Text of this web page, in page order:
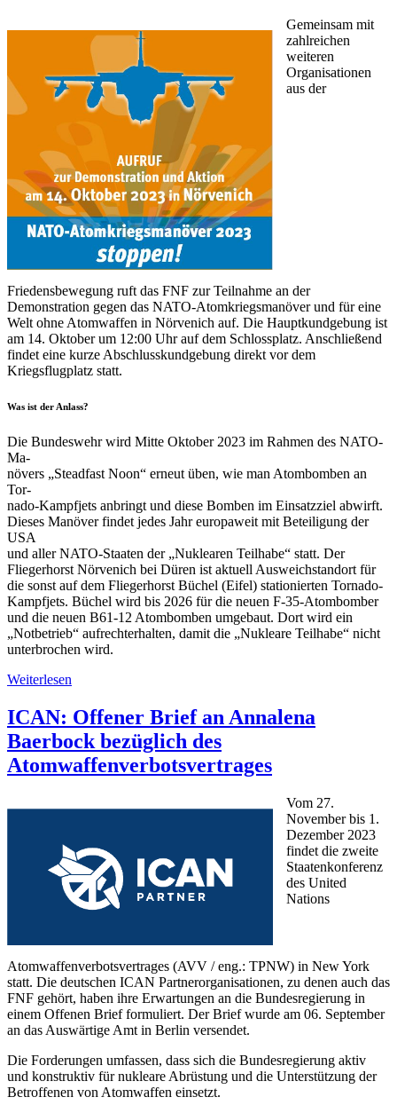
Gemeinsam mit
zahlreichen
weiteren
Organisationen
aus der
Friedensbewegung ruft das FNF zur Teilnahme an der
Demonstration gegen das NATO-Atomkriegsmanöver und für eine
Welt ohne Atomwaffen in Nörvenich auf. Die Hauptkundgebung ist
am 14. Oktober um 12:00 Uhr auf dem Schlossplatz. Anschließend
findet eine kurze Abschlusskundgebung direkt vor dem
Kriegsflugplatz statt.
Was ist der Anlass?
Die Bundeswehr wird Mitte Oktober 2023 im Rahmen des NATO-
Ma-
növers „Steadfast Noon“ erneut üben, wie man Atombomben an
Tor-
nado-Kampfjets anbringt und diese Bomben im Einsatzziel abwirft.
Dieses Manöver findet jedes Jahr europaweit mit Beteiligung der
USA
und aller NATO-Staaten der „Nuklearen Teilhabe“ statt. Der
Fliegerhorst Nörvenich bei Düren ist aktuell Ausweichstandort für
die sonst auf dem Fliegerhorst Büchel (Eifel) stationierten Tornado-
Kampfjets. Büchel wird bis 2026 für die neuen F-35-Atombomber
und die neuen B61-12 Atombomben umgebaut. Dort wird ein
„Notbetrieb“ aufrechterhalten, damit die „Nukleare Teilhabe“ nicht
unterbrochen wird.
Weiterlesen
ICAN: Offener Brief an Annalena
Baerbock bezüglich des
Atomwaffenverbotsvertrages
Vom 27.
November bis 1.
Dezember 2023
findet die zweite
Staatenkonferenz
des United
Nations
Atomwaffenverbotsvertrages (AVV / eng.: TPNW) in New York
statt. Die deutschen ICAN Partnerorganisationen, zu denen auch das
FNF gehört, haben ihre Erwartungen an die Bundesregierung in
einem Offenen Brief formuliert. Der Brief wurde am 06. September
an das Auswärtige Amt in Berlin versendet.
Die Forderungen umfassen, dass sich die Bundesregierung aktiv
und konstruktiv für nukleare Abrüstung und die Unterstützung der
Betroffenen von Atomwaffen einsetzt.